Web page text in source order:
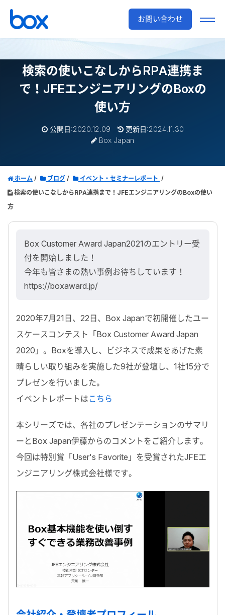
お問い合わせ
検索の使いこなしからRPA連携ま
で！ JFEエンジニアリングのBoxの
使い方
公開日:2020.12.09
更新日:2024.11.30
Box Japan
ホーム ブログ
イベント・セミナーレポート
検索の使いこなしからRPA連携まで！JFEエンジニアリングのBoxの使い
方
Box Customer Award Japan2021のエントリー受
付を開始しました！
今年も皆さまの熱い事例お待ちしています！
https://boxaward.jp/
2020年7月21日、22日、Box Japanで初開催したユー
スケースコンテスト「Box Customer Award Japan
2020」。Boxを導入し、ビジネスで成果をあげた素
晴らしい取り組みを実施した9社が登壇し、1社15分で
プレゼンを行いました。
イベントレポートはこちら
本シリーズでは、各社のプレゼンテーションのサマリ
ーとBox Japan伊藤からのコメントをご紹介します。
今回は特別賞「User's Favorite」を受賞されたJFEエ
ンジニアリング株式会社様です。